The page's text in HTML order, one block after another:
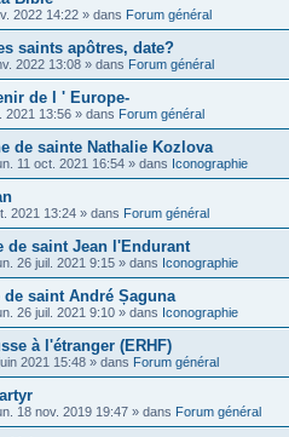
2022 14:22 » dans Forum général
saints apôtres, date?
2022 13:08 » dans Forum général
de l ' Europe-
2021 13:56 » dans Forum général
de sainte Nathalie Kozlova
11 oct. 2021 16:54 » dans Iconographie
2021 13:24 » dans Forum général
de saint Jean l'Endurant
26 juil. 2021 9:15 » dans Iconographie
saint André Șaguna
26 juil. 2021 9:10 » dans Iconographie
à l'étranger (ERHF)
2021 15:48 » dans Forum général
18 nov. 2019 19:47 » dans Forum général